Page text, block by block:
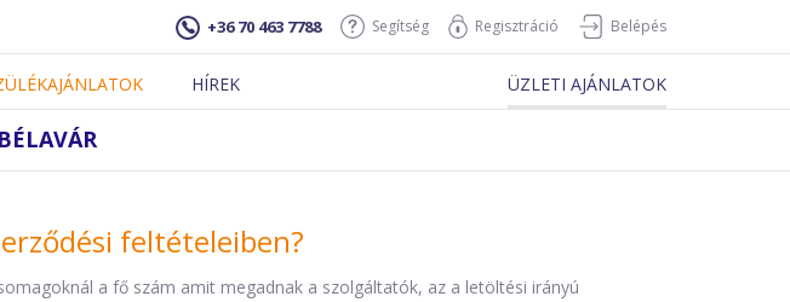
+36 70 463 7788 Segítség Regisztráció Belépés
HÍREK ÜZLETI AJÁNLATOK
feltételeiben?
a fő szám amit megadnak a szolgáltatók, az a letöltési irányú